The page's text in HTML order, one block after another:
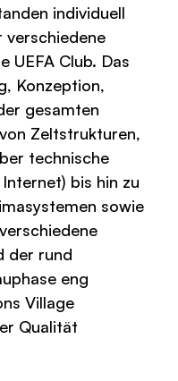
individuell
UEFA Club. Das
Konzeption,
gesamten
Zeltstrukturen,
technische
bis hin zu
sowie
der rund
eng
Village
Qualität